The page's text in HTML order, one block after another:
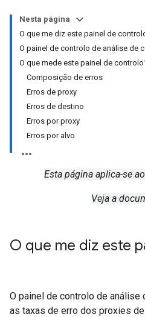
Nesta página
O que me diz este painel de
O painel de controlo de análise de
O que mede este painel de
Composição de erros
Erros de proxy
Erros de destino
Erros por proxy
Erros por alvo
Esta página aplica-se
Veja a
O que me diz este
O painel de controlo de
as taxas de erro dos proxies